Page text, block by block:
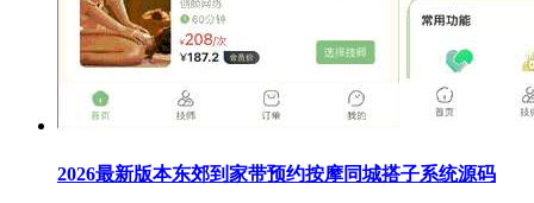
2026最新版本东郊到家带预约按摩同城搭子系统源码